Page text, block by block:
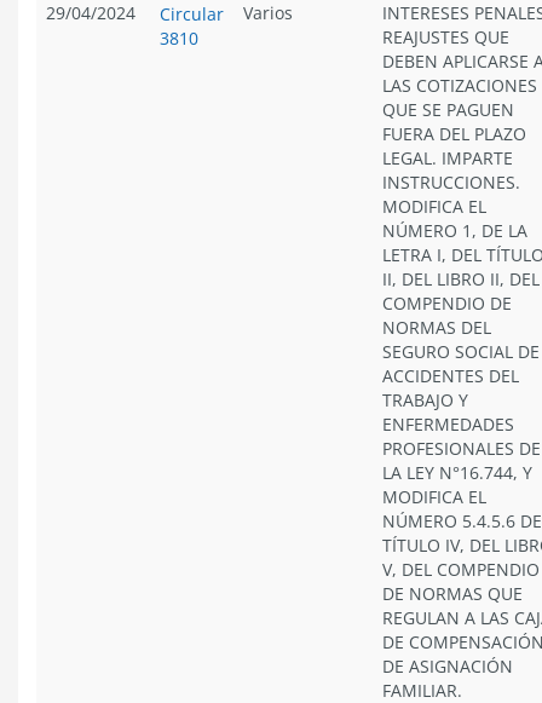
29/04/2024
Circular
3810
Varios
INTERESES
REAJUSTES QUE
DEBEN APLICARSE
LAS COTIZACIONES
QUE SE PAGUEN
FUERA DEL PLAZO
LEGAL. IMPARTE
INSTRUCCIONES.
MODIFICA EL
NÚMERO 1, DE LA
LETRA I, DEL
II, DEL LIBRO II, DEL
COMPENDIO DE
NORMAS DEL
SEGURO SOCIAL DE
ACCIDENTES DEL
TRABAJO Y
ENFERMEDADES
PROFESIONALES DE
LA LEY N°16.744, Y
MODIFICA EL
NÚMERO 5.4.5.6
TÍTULO IV, DEL
V, DEL COMPENDIO
DE NORMAS QUE
REGULAN A LAS
DE
DE ASIGNACIÓN
FAMILIAR.